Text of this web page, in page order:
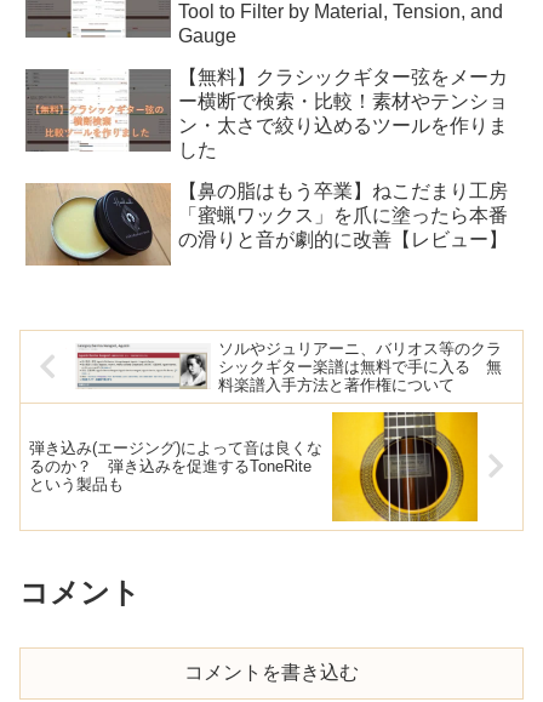
Tool to Filter by Material, Tension, and
Gauge
【無料】クラシックギター弦をメーカ
ー横断で検索・比較！素材やテンショ
ン・太さで絞り込めるツールを作りま
した
【鼻の脂はもう卒業】ねこだまり工房
「蜜蝋ワックス」を爪に塗ったら本番
の滑りと音が劇的に改善【レビュー】
ソルやジュリアーニ、バリオス等のクラ
シックギター楽譜は無料で手に入る 無
料楽譜入手方法と著作権について
弾き込み(エージング)によって音は良くな
るのか？ 弾き込みを促進するToneRite
という製品も
コメント
コメントを書き込む